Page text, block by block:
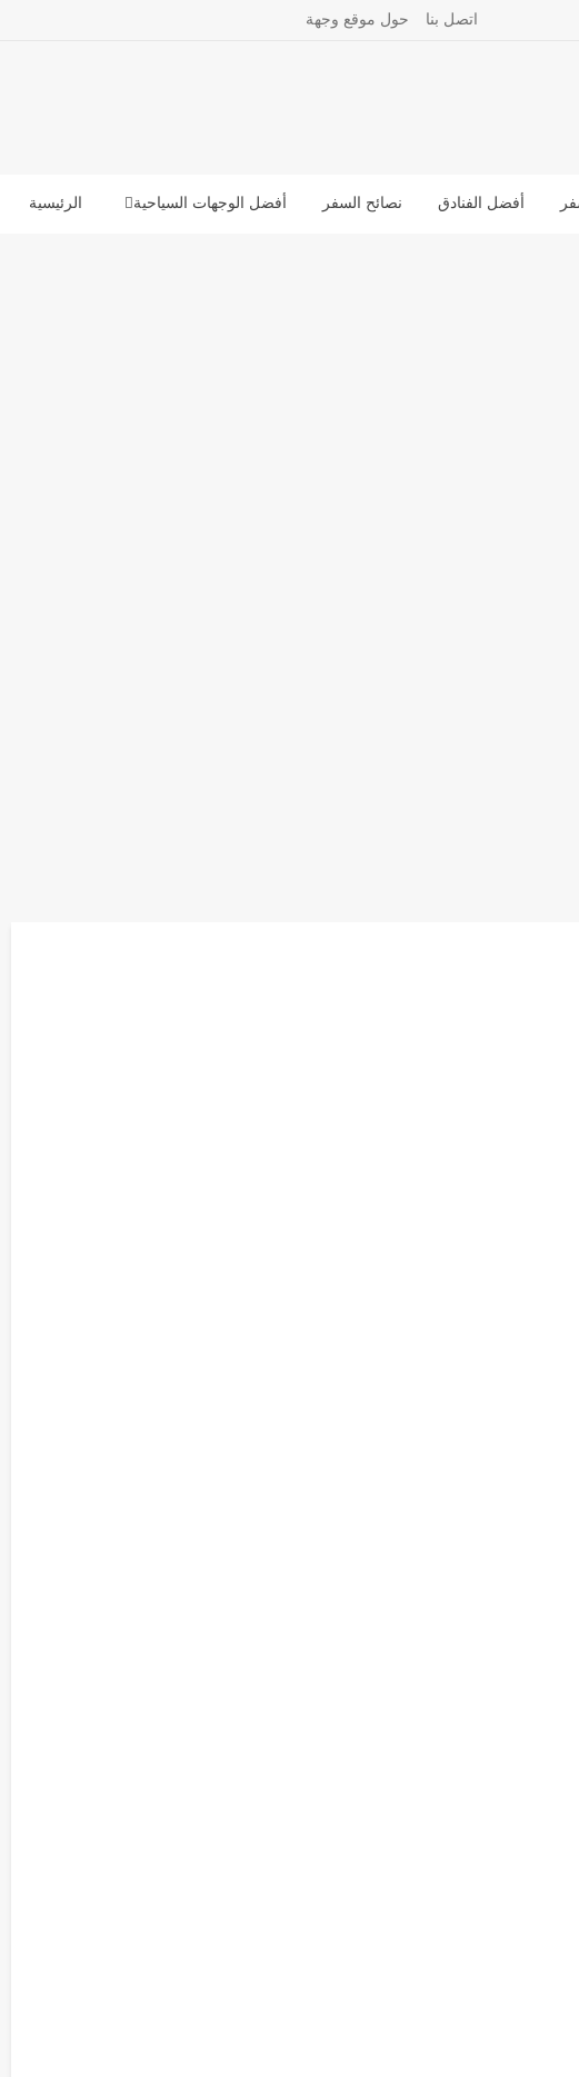
حول موقع وجهة اتصل بنا
الرئيسية أفضل الوجهات السياحية نصائح السفر أفضل الفنادق